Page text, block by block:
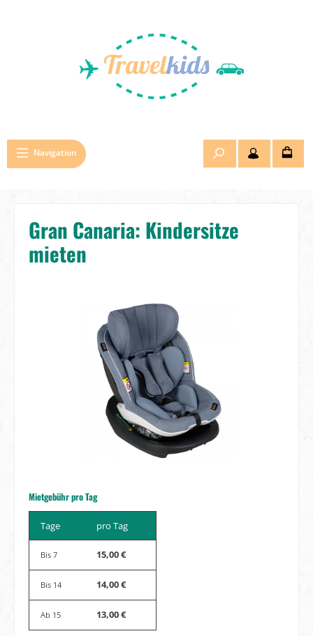
Navigation
Gran Canaria: Kindersitze
mieten
Mietgebühr pro Tag
Tage pro Tag
Bis 7 15,00 €
Bis 14 14,00 €
Ab 15 13,00 €